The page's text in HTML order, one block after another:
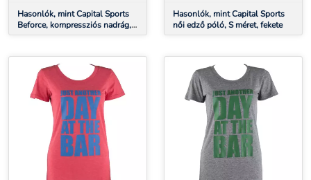
Hasonlók, mint Capital Sports
Beforce, kompressziós nadrág,
funkcionális fehérnemű, férfi, L
Hasonlók, mint Capital Sports
női edző póló, S méret, fekete